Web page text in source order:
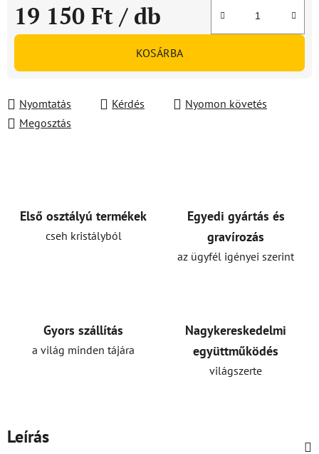
19 150 Ft / db
Egységár:
KOSÁRBA
Nyomtatás Kérdés
Nyomon követés
Megosztás
Első osztályú termékek
cseh kristályból
Egyedi gyártás és
gravírozás
az ügyfél igényei szerint
Gyors szállítás
a világ minden tájára
Nagykereskedelmi
együttműködés
világszerte
Leírás